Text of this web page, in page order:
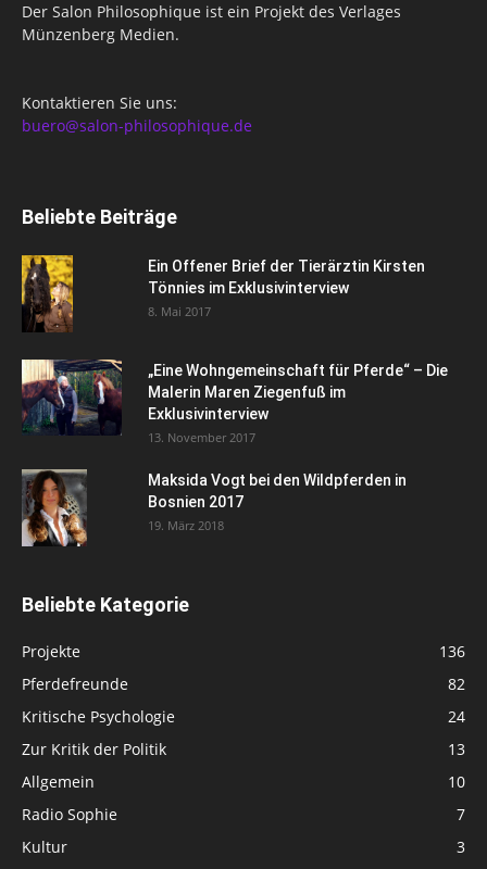
Der Salon Philosophique ist ein Projekt des Verlages
Münzenberg Medien.
Kontaktieren Sie uns:
buero@salon-philosophique.de
Beliebte Beiträge
Ein Offener Brief der Tierärztin Kirsten
Tönnies im Exklusivinterview
8. Mai 2017
„Eine Wohngemeinschaft für Pferde“ – Die
Malerin Maren Ziegenfuß im
Exklusivinterview
13. November 2017
Maksida Vogt bei den Wildpferden in
Bosnien 2017
19. März 2018
Beliebte Kategorie
Projekte
136
Pferdefreunde
82
Kritische Psychologie
24
Zur Kritik der Politik
13
Allgemein
10
Radio Sophie
7
Kultur
3